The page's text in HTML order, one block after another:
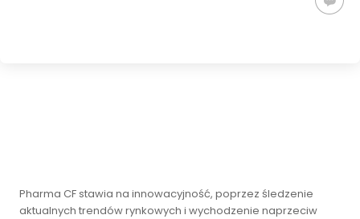
Pharma CF stawia na innowacyjność, poprzez śledzenie
aktualnych trendów rynkowych i wychodzenie naprzeciw